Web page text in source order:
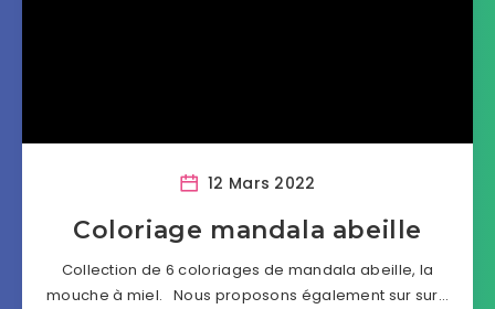
12 Mars 2022
Coloriage mandala abeille
Collection de 6 coloriages de mandala abeille, la
mouche à miel. Nous proposons également sur sur…